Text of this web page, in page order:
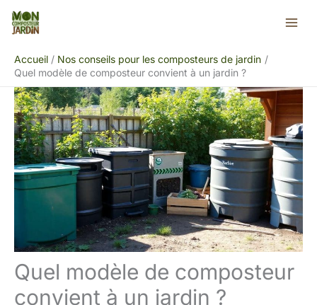
Aller
Accueil
Nos conseils pour les composteurs de jardin
Quel modèle de composteur convient à un jardin ?
Quel modèle de composteur
convient à un jardin ?
Rechercher